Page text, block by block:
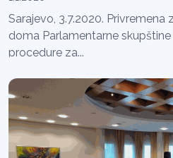
Sarajevo, 3.7.2020.
doma Parlamentarne
procedure za...